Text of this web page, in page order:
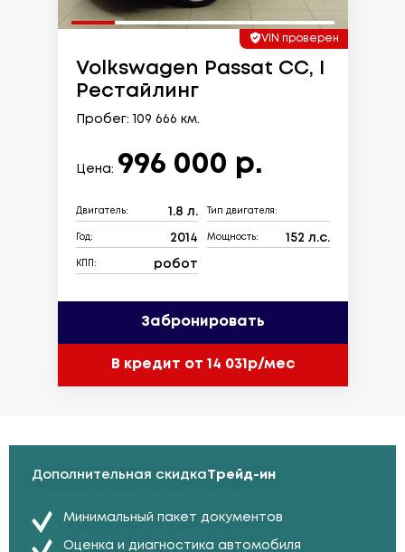
VIN проверен
Volkswagen Passat CC, I
Рестайлинг
Пробег: 109 666 км.
Цена: 996 000 р.
Двигатель: 1.8 л. Тип двигателя:
Год: 2014 Мощность: 152 л.с.
КПП: робот
Забронировать
В кредит от 14 031р/мес
Дополнительная скидкаТрейд-ин
Минимальный пакет документов
Оценка и диагностика автомобиля